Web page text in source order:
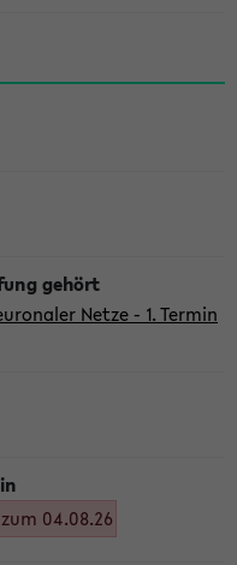
Netze - 1. Termin
04.08.26